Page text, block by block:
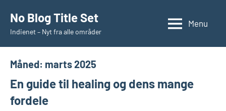
indhold
No Blog Title Set
Indienet – Nyt fra alle områder
Menu
Måned: marts 2025
En guide til healing og dens mange
fordele